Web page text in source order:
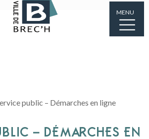
MENU
public – Démarches en ligne
– DÉMARCHES EN